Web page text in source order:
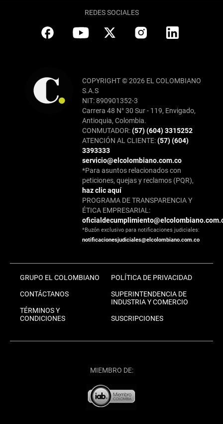
REDES SOCIALES
COPYRIGHT © 2026 EL COLOMBIANO
S.A.S
NIT: 890901352-3
Carrera 48 N° 30 Sur - 119, Envigado,
Antioquia, Colombia.
CONMUTADOR:(57) (604) 3315252
ATENCIÓN AL CLIENTE:(57) (604)
3393333
servicio@elcolombiano.com.co
*Para asuntos relacionados con
peticiones, quejas y reclamos (PQR),
haz clic aquí
PROGRAMA DE TRANSPARENCIA Y
ÉTICA EMPRESARIAL:
*Buzón exclusivo para notificaciones judiciales:
notificacionesjudiciales@elcolombiano.com.co
GRUPO EL COLOMBIANO
CONTÁCTANOS
TÉRMINOS Y
CONDICIONES
POLÍTICA DE PRIVACIDAD
SUPERINTENDENCIA DE
INDUSTRIA Y COMERCIO
SUSCRIPCIONES
MIEMBRO DE: